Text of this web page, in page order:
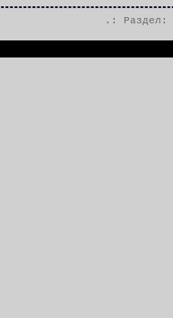
.: Раздел: